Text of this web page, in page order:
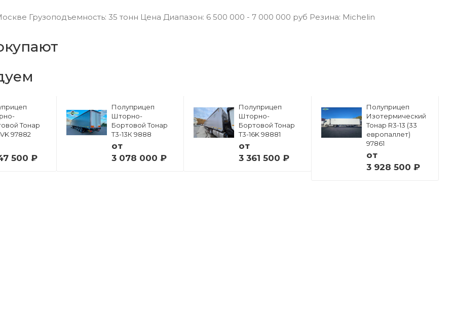
Грузоподъемность: 35 тонн Цена Диапазон: 6 500 000 - 7 000 000 руб Резина: Michelin
Тонар
97882
500 ₽
Полуприцеп
Шторно-
Бортовой Тонар
Т3-13К 9888
от
3 078 000 ₽
Полуприцеп
Шторно-
Бортовой Тонар
Т3-16K 98881
от
3 361 500 ₽
Полуприцеп
Изотермический
Тонар R3-13 (33
европаллет)
97861
от
3 928 500 ₽